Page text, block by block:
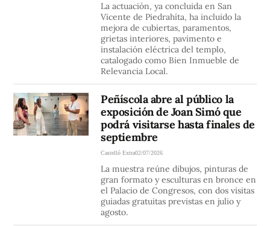
La actuación, ya concluida en San
Vicente de Piedrahíta, ha incluido la
mejora de cubiertas, paramentos,
grietas interiores, pavimento e
instalación eléctrica del templo,
catalogado como Bien Inmueble de
Relevancia Local.
Peñíscola abre al público la
exposición de Joan Simó que
podrá visitarse hasta finales de
septiembre
Castelló Extra02/07/2026
La muestra reúne dibujos, pinturas de
gran formato y esculturas en bronce en
el Palacio de Congresos, con dos visitas
guiadas gratuitas previstas en julio y
agosto.